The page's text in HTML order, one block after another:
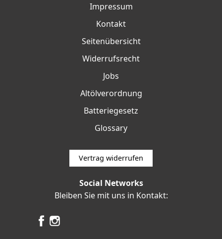
Impressum
Kontakt
Seitenübersicht
Widerrufsrecht
Jobs
Altölverordnung
Batteriegesetz
Glossary
Vertrag widerrufen
Social Networks
Bleiben Sie mit uns in Kontakt: